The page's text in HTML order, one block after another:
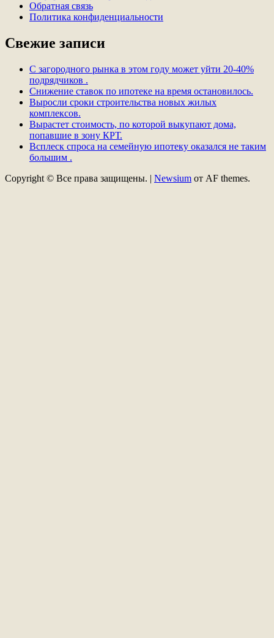
Обратная связь
Политика конфиденциальности
Свежие записи
С загородного рынка в этом году может уйти 20-40%
подрядчиков .
Снижение ставок по ипотеке на время остановилось.
Выросли сроки строительства новых жилых
комплексов.
Вырастет стоимость, по которой выкупают дома,
попавшие в зону КРТ.
Всплеск спроса на семейную ипотеку оказался не таким
большим .
Copyright © Все права защищены. | Newsium от AF themes.